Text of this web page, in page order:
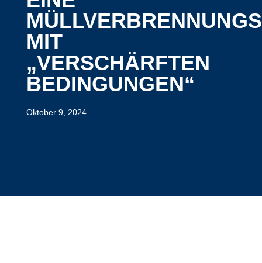
MIT
„VERSCHÄRFTEN
BEDINGUNGEN“
Oktober 9, 2024